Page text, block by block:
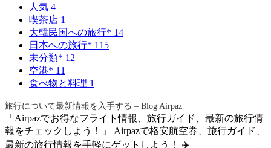
人気 4
喫茶店 1
大韓民国への旅行* 14
日本への旅行* 115
未分類* 12
空港* 11
食べ物と料理 1
旅行について最新情報を入手する – Blog Airpaz
「Airpazでお得なフライト情報、旅行ガイド、最新の旅行情
報をチェックしよう！」 Airpazで格安航空券、旅行ガイド、
最新の旅行情報を手軽にゲットしよう！ ✈️